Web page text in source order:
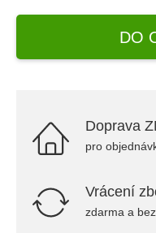
DO
Doprava
pro
Vrácení
zdarma a